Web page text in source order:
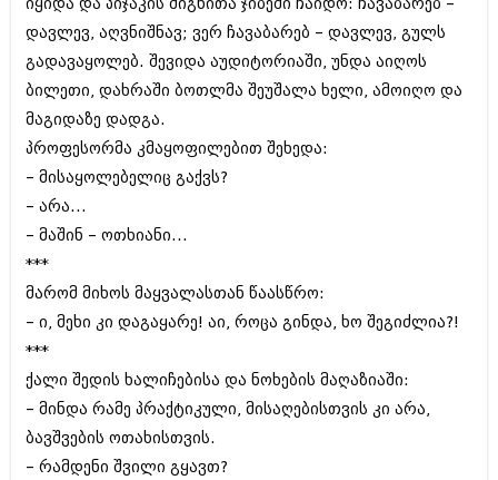
აგვისტო 2014 (248)
ივლისი 2014 (313)
მაისი 2014 (313)
აპრილი 2014 (290)
მარტი 2014 (413)
თებერვალი 2014 (318)
იანვარი 2014 (297)
დეკემბერი 2013 (365)
ოქტომბერი 2013 (256)
ივლისი 2013 (182)
ივნისი 2013 (212)
მარტი 2013 (352)
თებერვალი 2013 (204)
იანვარი 2013 (334)
დეკემბერი 2012 (98)
ნოემბერი 2012 (295)
დავლევ‚ აღვნიშნავ; ვერ ჩავაბარებ – დავლევ, გულს
გადავაყოლებ. შევიდა აუდიტორიაში‚ უნდა აიღოს
ბილეთი‚ დახრაში ბოთლმა შეუშალა ხელი‚ ამოიღო და
მაგიდაზე დადგა.
პროფესორმა კმაყოფილებით შეხედა:
– მისაყოლებელიც გაქვს?
– არა...
– მაშინ – ოთხიანი...
***
მარომ მიხოს მაყვალასთან წაასწრო:
– ი‚ მეხი კი დაგაყარე! აი‚ როცა გინდა‚ ხო შეგიძლია?!
***
ქალი შედის ხალიჩებისა და ნოხების მაღაზიაში:
– მინდა რამე პრაქტიკული‚ მისაღებისთვის კი არა,
ბავშვების ოთახისთვის.
– რამდენი შვილი გყავთ?